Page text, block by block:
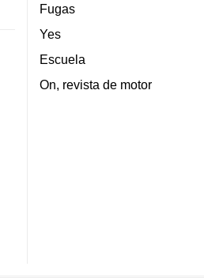
Fugas
Yes
Escuela
On, revista de motor